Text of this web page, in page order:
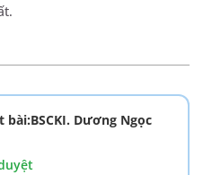
bài:BSCKI. Dương Ngọc